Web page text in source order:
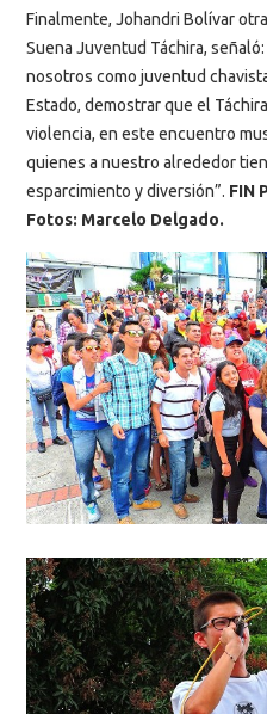
Finalmente, Johandri Bolívar
Suena Juventud Táchira,
nosotros como juventud
Estado, demostrar que el
violencia, en este encuentro
quienes a nuestro alrededor
esparcimiento y diversión”. FIN
Fotos: Marcelo Delgado.